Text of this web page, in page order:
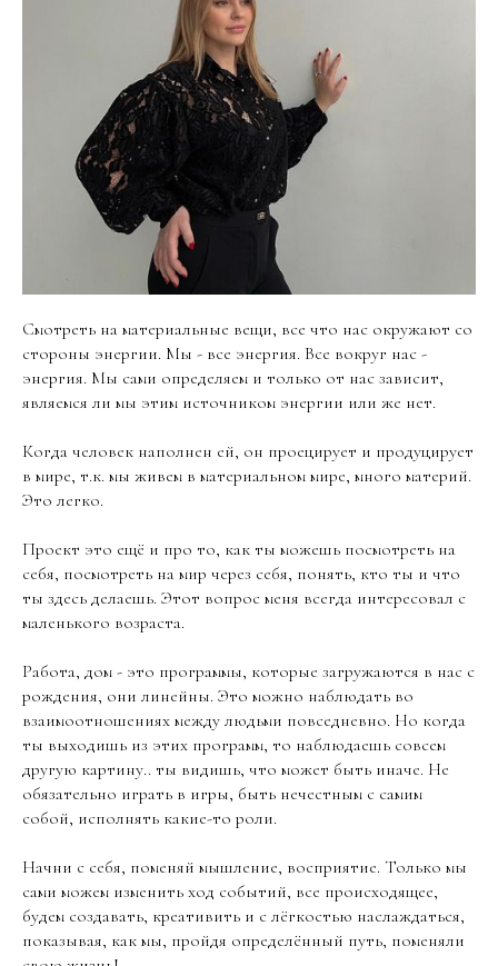
Смотреть на материальные вещи, все что нас окружают со
стороны энергии. Мы - все энергия. Все вокруг нас -
энергия. Мы сами определяем и только от нас зависит,
являемся ли мы этим источником энергии или же нет.
Когда человек наполнен ей, он проецирует и продуцирует
в мире, т.к. мы живем в материальном мире, много материй.
Это легко.
Проект это ещё и про то, как ты можешь посмотреть на
себя, посмотреть на мир через себя, понять, кто ты и что
ты здесь делаешь. Этот вопрос меня всегда интересовал с
маленького возраста.
Работа, дом - это программы, которые загружаются в нас с
рождения, они линейны. Это можно наблюдать во
взаимоотношениях между людьми повседневно. Но когда
ты выходишь из этих программ, то наблюдаешь совсем
другую картину.. ты видишь, что может быть иначе. Не
обязательно играть в игры, быть нечестным с самим
собой, исполнять какие-то роли.
Начни с себя, поменяй мышление, восприятие. Только мы
сами можем изменить ход событий, все происходящее,
будем создавать, креативить и с лёгкостью наслаждаться,
показывая, как мы, пройдя определённый путь, поменяли